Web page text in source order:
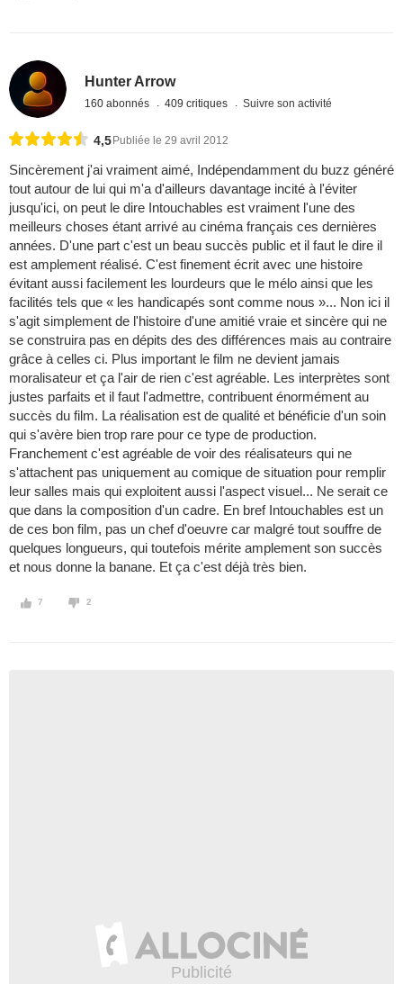
Hunter Arrow
160 abonnés 409 critiques Suivre son activité
4,5 Publiée le 29 avril 2012
Sincèrement j'ai vraiment aimé, Indépendamment du buzz généré
tout autour de lui qui m'a d'ailleurs davantage incité à l'éviter
jusqu'ici, on peut le dire Intouchables est vraiment l'une des
meilleurs choses étant arrivé au cinéma français ces dernières
années. D'une part c'est un beau succès public et il faut le dire il
est amplement réalisé. C'est finement écrit avec une histoire
évitant aussi facilement les lourdeurs que le mélo ainsi que les
facilités tels que « les handicapés sont comme nous »... Non ici il
s'agit simplement de l'histoire d'une amitié vraie et sincère qui ne
se construira pas en dépits des des différences mais au contraire
grâce à celles ci. Plus important le film ne devient jamais
moralisateur et ça l'air de rien c'est agréable. Les interprètes sont
justes parfaits et il faut l'admettre, contribuent énormément au
succès du film. La réalisation est de qualité et bénéficie d'un soin
qui s'avère bien trop rare pour ce type de production.
Franchement c'est agréable de voir des réalisateurs qui ne
s'attachent pas uniquement au comique de situation pour remplir
leur salles mais qui exploitent aussi l'aspect visuel... Ne serait ce
que dans la composition d'un cadre. En bref Intouchables est un
de ces bon film, pas un chef d'oeuvre car malgré tout souffre de
quelques longueurs, qui toutefois mérite amplement son succès
et nous donne la banane. Et ça c'est déjà très bien.
7 2